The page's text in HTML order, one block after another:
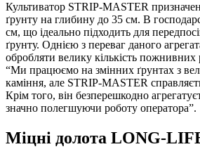
Культиватор STRIP-MASTER
ґрунту на глибину до 35 см. В
см, що ідеально підходить для
ґрунту. Однією з переваг даного
обробляти велику кількість пожнивних
“Ми працюємо на змінних ґрунтах з
каміння, але STRIP-MASTER
Крім того, він безперешкодно
значно полегшуючи роботу оператора”.
Міцні долота LONG-